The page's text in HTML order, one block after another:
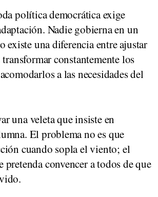
política democrática exige
Nadie gobierna en un
existe una diferencia entre ajustar
constantemente los
a las necesidades del
una veleta que insiste en
El problema no es que
cuando sopla el viento; el
pretenda convencer a todos de que